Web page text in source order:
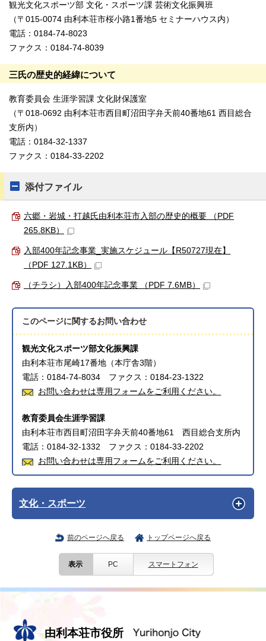
観光文化スポーツ部 文化・スポーツ課 芸術文化振興班
（〒015-0074 由利本荘市桜小路1番地5 セミナーハウス内）
電話：0184-74-8023
ファクス：0184-74-8039
三氏の歴史的経緯について
教育委員会 生涯学習課 文化財保護室
（〒018-0692 由利本荘市西目町沼田字弁天前40番地61 西目総合
支所内）
電話：0184-32-1337
ファクス：0184-33-2202
添付ファイル
六郷・岩城・打越氏由利本荘市入部の歴史的概要 （PDF
265.8KB）
入部400年記念事業_実施スケジュール【R50727現在】
（PDF 127.1KB）
（チラシ）入部400年記念事業 （PDF 7.6MB）
このページに関するお問い合わせ
観光文化スポーツ部文化振興課
由利本荘市尾崎17番地（本庁舎3階）
電話：0184-74-8034 ファクス：0184-23-1322
お問い合わせは専用フォームをご利用ください。
教育委員会生涯学習課
由利本荘市西目町沼田字弁天前40番地61 西目総合支所内
電話：0184-32-1332 ファクス：0184-33-2202
お問い合わせは専用フォームをご利用ください。
文化・スポーツ
前のページへ戻る トップページへ戻る
表示 PC スマートフォン
由利本荘市役所